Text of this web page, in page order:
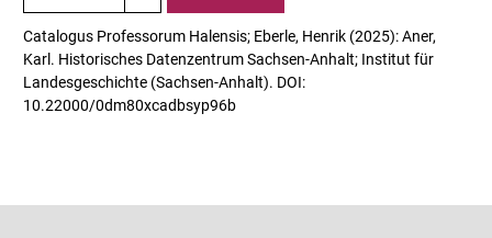
Catalogus Professorum Halensis; Eberle, Henrik (2025): Aner,
Karl. Historisches Datenzentrum Sachsen-Anhalt; Institut für
Landesgeschichte (Sachsen-Anhalt). DOI:
10.22000/0dm80xcadbsyp96b